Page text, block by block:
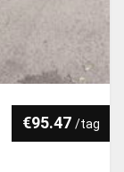
€95.47 /tag